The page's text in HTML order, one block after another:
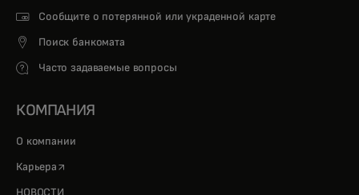
Сообщите о потерянной или украденной карте
Поиск банкомата
Часто задаваемые вопросы
КОМПАНИЯ
О компании
Карьера opens in a new tab
НОВОСТИ